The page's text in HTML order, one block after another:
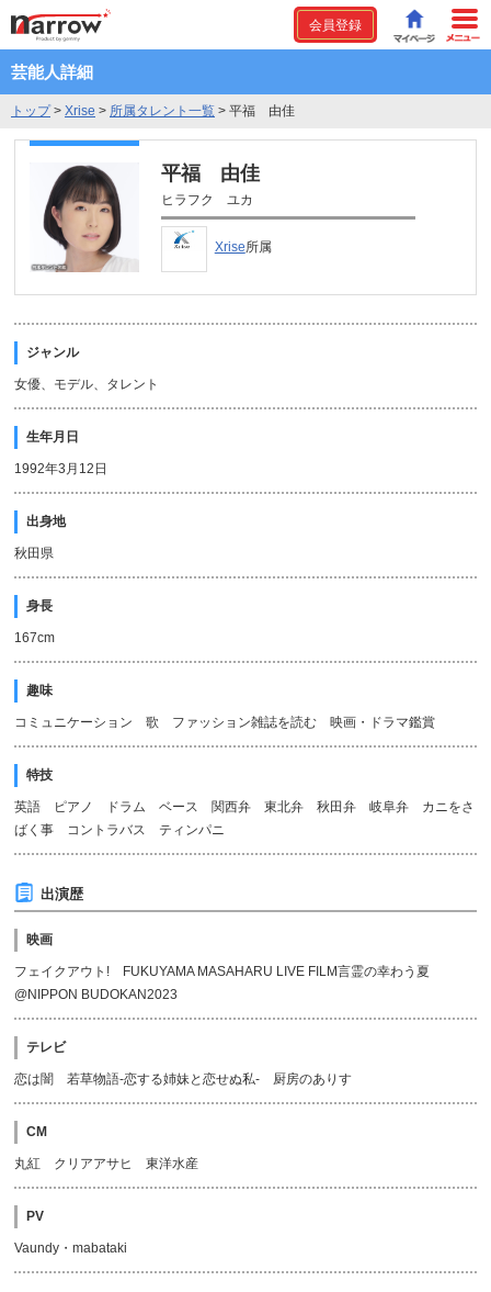
会員登録
芸能人詳細
トップ> Xrise > 所属タレント一覧 > 平福 由佳
平福 由佳
ヒラフク ユカ
Xrise所属
ジャンル
女優、モデル、タレント
生年月日
1992年3月12日
出身地
秋田県
身長
167cm
趣味
コミュニケーション 歌 ファッション雑誌を読む 映画・ドラマ鑑賞
特技
英語 ピアノ ドラム ベース 関西弁 東北弁 秋田弁 岐阜弁 カニをさ
ばく事 コントラバス ティンパニ
出演歴
映画
フェイクアウト! FUKUYAMA MASAHARU LIVE FILM言霊の幸わう夏
@NIPPON BUDOKAN2023
テレビ
恋は闇 若草物語-恋する姉妹と恋せぬ私- 厨房のありす
CM
丸紅 クリアアサヒ 東洋水産
PV
Vaundy・mabataki